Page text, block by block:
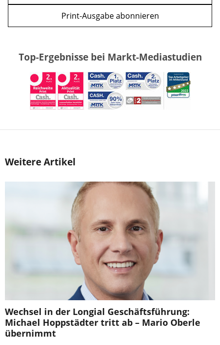
Print-Ausgabe abonnieren
Top-Ergebnisse bei Markt-Mediastudien
Weitere Artikel
Wechsel in der Longial Geschäftsführung:
Michael Hoppstädter tritt ab – Mario Oberle
übernimmt